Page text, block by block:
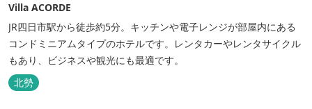
Villa ACORDE
JR四日市駅から徒歩約5分。キッチンや電子レンジが部屋内にある
コンドミニアムタイプのホテルです。レンタカーやレンタサイクル
もあり、ビジネスや観光にも最適です。
北勢